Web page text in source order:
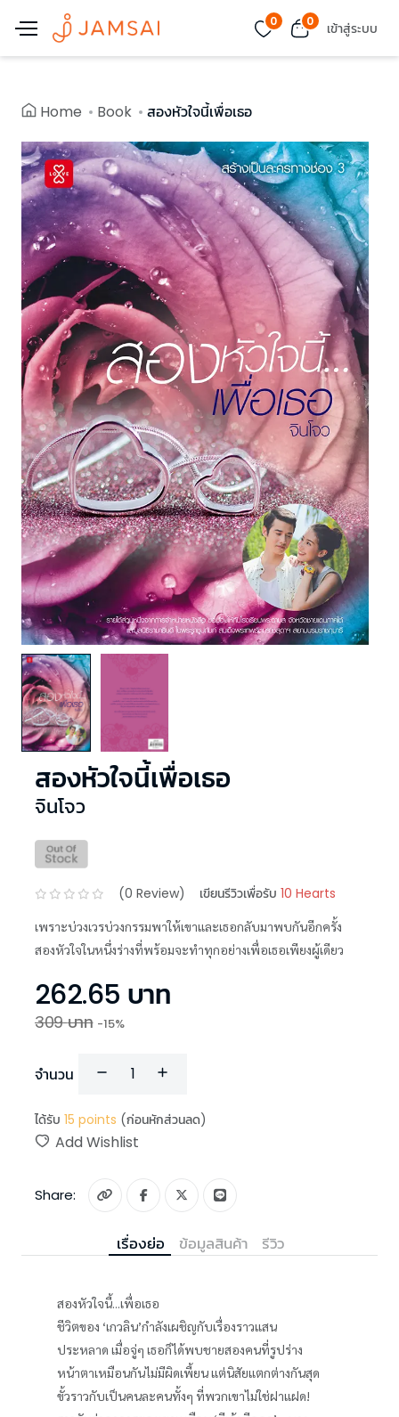
0 0 เข้าสู่ระบบ
Home Book สองหัวใจนี้เพื่อเธอ
สองหัวใจนี้เพื่อเธอ
จินโจว
(0 Review) เขียนรีวิวเพื่อรับ 10 Hearts
เพราะบ่วงเวรบ่วงกรรมพาให้เขาและเธอกลับมาพบกันอีกครั้ง
สองหัวใจในหนึ่งร่างที่พร้อมจะทำทุกอย่างเพื่อเธอเพียงผู้เดียว
262.65 บาท
309บาท -15%
จำนวน
ได้รับ 15 points (ก่อนหักส่วนลด)
Add Wishlist
Share:
เรื่องย่อ ข้อมูลสินค้า รีวิว
สองหัวใจนี้...เพื่อเธอ
ชีวิตของ ‘เกวลิน’กำลังเผชิญกับเรื่องราวแสน
ประหลาด เมื่อจู่ๆ เธอก็ได้พบชายสองคนที่รูปร่าง
หน้าตาเหมือนกันไม่มีผิดเพี้ยน แต่นิสัยแตกต่างกันสุด
ขั้วราวกับเป็นคนละคนทั้งๆ ที่พวกเขาไม่ใช่ฝาแฝด!